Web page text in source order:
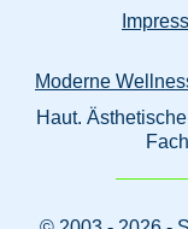
Moderne
Haut.